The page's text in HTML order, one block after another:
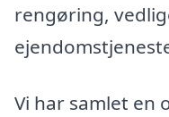
rengøring,
Vi har samlet en